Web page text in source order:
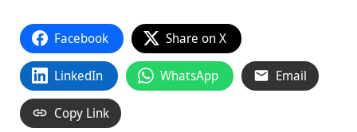
Facebook Share on X
LinkedIn WhatsApp Email
Copy Link